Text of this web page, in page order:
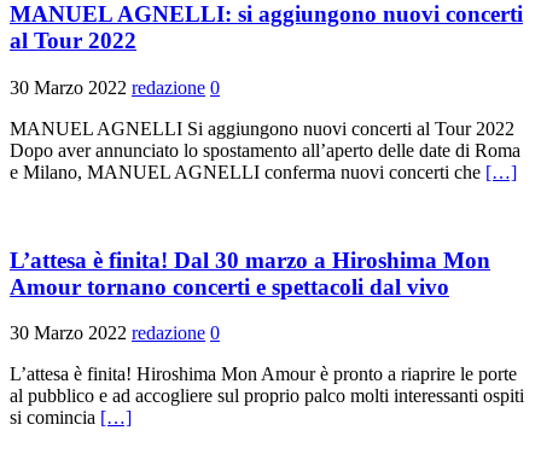
MANUEL AGNELLI: si aggiungono nuovi concerti
al Tour 2022
30 Marzo 2022 redazione 0
MANUEL AGNELLI Si aggiungono nuovi concerti al Tour 2022
Dopo aver annunciato lo spostamento all’aperto delle date di Roma
e Milano, MANUEL AGNELLI conferma nuovi concerti che […]
L’attesa è finita! Dal 30 marzo a Hiroshima Mon
Amour tornano concerti e spettacoli dal vivo
30 Marzo 2022 redazione 0
L’attesa è finita! Hiroshima Mon Amour è pronto a riaprire le porte
al pubblico e ad accogliere sul proprio palco molti interessanti ospiti
si comincia […]